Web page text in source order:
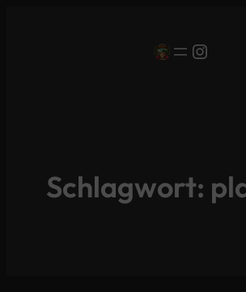
Schlagwort: